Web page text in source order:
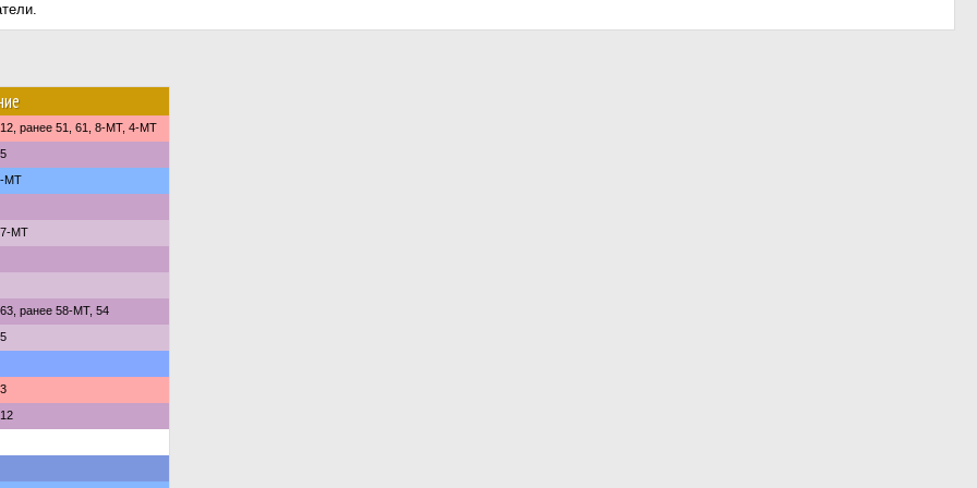
ранее 51, 61, 8-МТ, 4-МТ
МТ
МТ
ранее 58-МТ, 54